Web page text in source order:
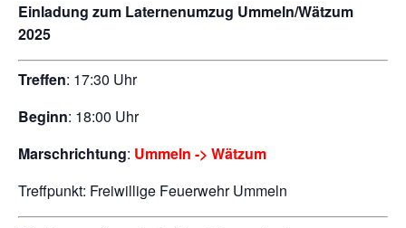
Einladung zum Laternenumzug Ummeln/Wätzum
2025
Treffen: 17:30 Uhr
Beginn: 18:00 Uhr
Marschrichtung: Ummeln -> Wätzum
Treffpunkt: Freiwillige Feuerwehr Ummeln